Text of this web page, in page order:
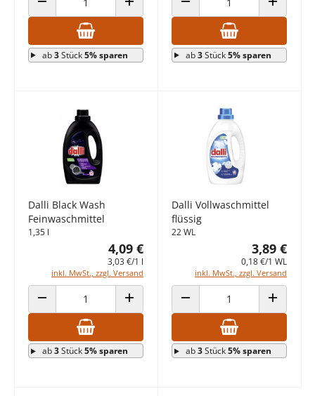
ANZAHL VERRINGERN ANZAHL ERHÖHEN
ab3Stück5% sparen
ANZAHL VERRINGERN ANZAHL
ab3Stück5% sparen
Dalli Black Wash
Feinwaschmittel
1,35 l
4,09 €
3,03 €/1 l
inkl. MwSt., zzgl. Versand
ANZAHL VERRINGERN ANZAHL ERHÖHEN
ab3Stück5% sparen
Dalli Vollwaschmittel
flüssig
22 WL
3,89 €
0,18 €/1 WL
inkl. MwSt., zzgl. Versand
ANZAHL VERRINGERN ANZAHL
ab3Stück5% sparen